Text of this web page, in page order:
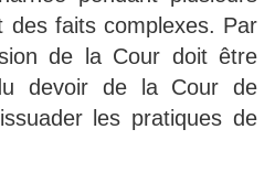
des faits complexes. Par
de la Cour doit être
devoir de la Cour de
les pratiques de